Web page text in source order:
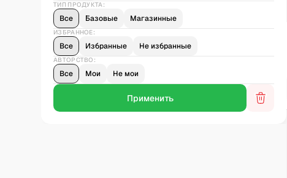
ТИП ПРОДУКТА:
Все Базовые Магазинные
ИЗБРАННОЕ:
Все Избранные Не избранные
АВТОРСТВО:
Все Мои Не мои